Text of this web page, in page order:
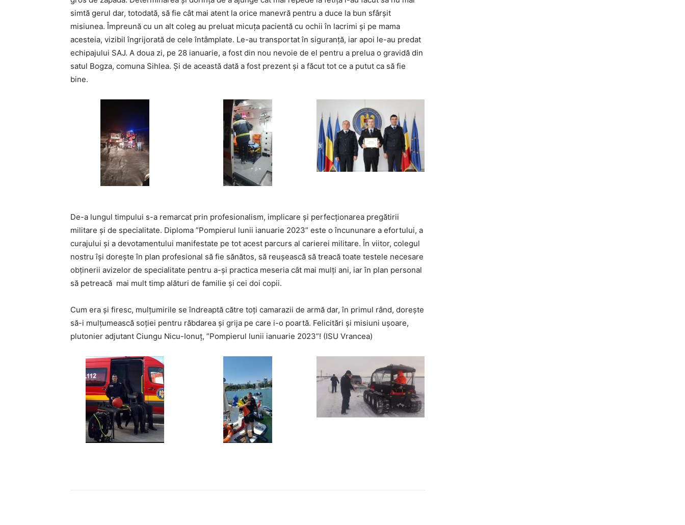
simtă gerul dar, totodată, să fie cât mai atent la orice manevră pentru a duce la bun sfârșit
misiunea. Împreună cu un alt coleg au preluat micuța pacientă cu ochii în lacrimi și pe mama
acesteia, vizibil îngrijorată de cele întâmplate. Le-au transportat în siguranță, iar apoi le-au predat
echipajului SAJ. A doua zi, pe 28 ianuarie, a fost din nou nevoie de el pentru a prelua o gravidă din
satul Bogza, comuna Sihlea. Și de această dată a fost prezent și a făcut tot ce a putut ca să fie
bine.
De-a lungul timpului s-a remarcat prin profesionalism, implicare și perfecționarea pregătirii
militare și de specialitate. Diploma ”Pompierul lunii ianuarie 2023” este o încununare a efortului, a
curajului și a devotamentului manifestate pe tot acest parcurs al carierei militare. În viitor, colegul
nostru își dorește în plan profesional să fie sănătos, să reușească să treacă toate testele necesare
obținerii avizelor de specialitate pentru a-și practica meseria cât mai mulți ani, iar în plan personal
să petreacă mai mult timp alături de familie și cei doi copii.
Cum era și firesc, mulțumirile se îndreaptă către toți camarazii de armă dar, în primul rând, dorește
să-i mulțumească soției pentru răbdarea și grija pe care i-o poartă. Felicitări și misiuni ușoare,
plutonier adjutant Ciungu Nicu-Ionuț, ”Pompierul lunii ianuarie 2023”! (ISU Vrancea)